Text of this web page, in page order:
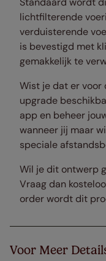
lichtfilterende
verduisterende
is bevestigd met
gemakkelijk te
Wist je dat er
upgrade
app en beheer
wanneer jij maar
speciale
Wil je dit ontwerp
Vraag dan
order wordt dit
Voor Meer